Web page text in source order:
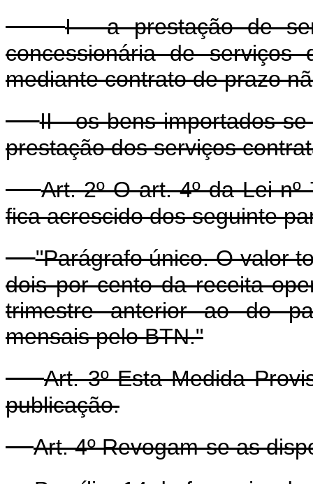
I - a prestação de
concessionária de serviços
mediante contrato de prazo
II - os bens importados
prestação dos serviços
Art. 2º O art. 4º da Lei
fica acrescido dos seguinte
"Parágrafo único. O valor
dois por cento da receita
trimestre anterior ao do
mensais pelo BTN."
Art. 3º Esta Medida
publicação.
Art. 4º Revogam-se as